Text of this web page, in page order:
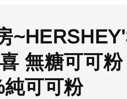
無糖可可
純可可粉